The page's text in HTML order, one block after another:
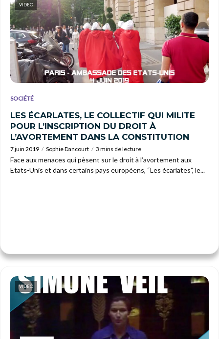
VIDEO
SOCIÉTÉ
LES ÉCARLATES, LE COLLECTIF QUI MILITE
POUR L’INSCRIPTION DU DROIT À
L’AVORTEMENT DANS LA CONSTITUTION
7 juin 2019 Sophie Dancourt 3 mins de lecture
Face aux menaces qui pèsent sur le droit à l’avortement aux
Etats-Unis et dans certains pays européens, “Les écarlates”, le...
VIDEO